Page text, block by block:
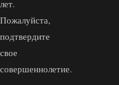
лет.
Пожалуйста,
подтвердите
свое
совершеннолетие.